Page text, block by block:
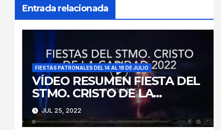
Entrada relacionada
FIESTAS PATRONALES DEL 14 AL 18 DE JULIO
VÍDEO RESUMEN FIESTA DEL
STMO. CRISTO DE LA
CARIDAD 2022
JUL 25, 2022